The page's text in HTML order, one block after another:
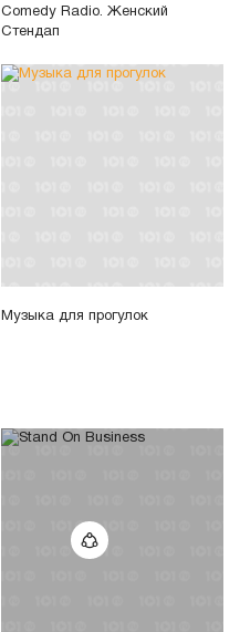
Comedy Radio. Женский
Стендап
Музыка для прогулок